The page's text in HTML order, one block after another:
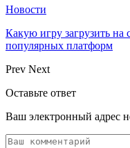
Новости
Какую игру загрузить
популярных платформ
Prev Next
Оставьте ответ
Ваш электронный адрес